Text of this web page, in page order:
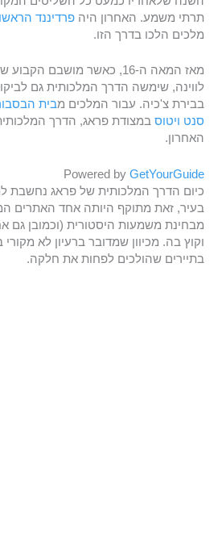
תרתי משמע. האחרון היהפרדיננד
מלכים הלכו בדרך הזו.
מאז המאה ה-16, כאשר מושבם
לווינה, שימשה הדרך המלכותית גם
בבירת צ'כיה. עבור המלכים מבית
סנט ויטוס במצודת פראג, הדרך
האחרון.
Powered by GetYourGuide
כיום הדרך המלכותית של פראג נחשבת
בעיר, זאת מתוקף היותה אחד האתרים
מבחינת משמעות היסטורית (וכמובן גם
וקוץ בה. מכיוון שמדובר ברעיון לא
בתיירים שהולכים לפחות את חלקה.